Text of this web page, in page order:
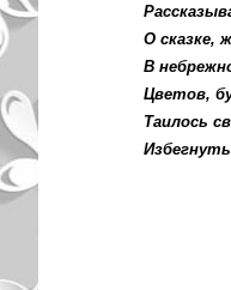
О сказке,
В небрежном
Цветов,
Таилось
Избегнуть